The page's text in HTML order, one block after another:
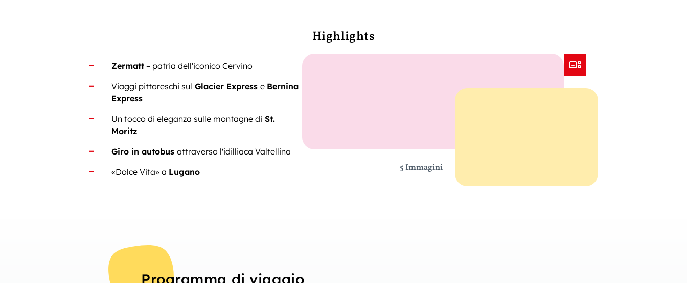
Highlights
Zermatt – patria dell'iconico Cervino
Viaggi pittoreschi sul Glacier Express e Bernina
Express
Un tocco di eleganza sulle montagne di St.
Moritz
Giro in autobus attraverso l'idilliaca Valtellina
«Dolce Vita» a Lugano 5 Immagini
Programma di viaggio